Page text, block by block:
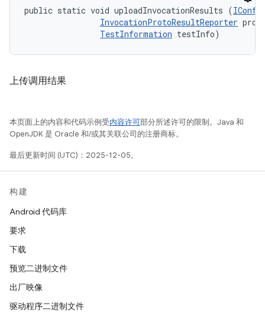
public static void uploadInvocationResults (
InvocationProtoResultReporter
TestInformation testInfo)
上传调用结果
本页面上的内容和代码示例受内容许可部分所述许可的限制。Java 和
OpenJDK 是 Oracle 和/或其关联公司的注册商标。
最后更新时间 (UTC)：2025-12-05。
构建
Android 代码库
要求
下载
预览二进制文件
出厂映像
驱动程序二进制文件